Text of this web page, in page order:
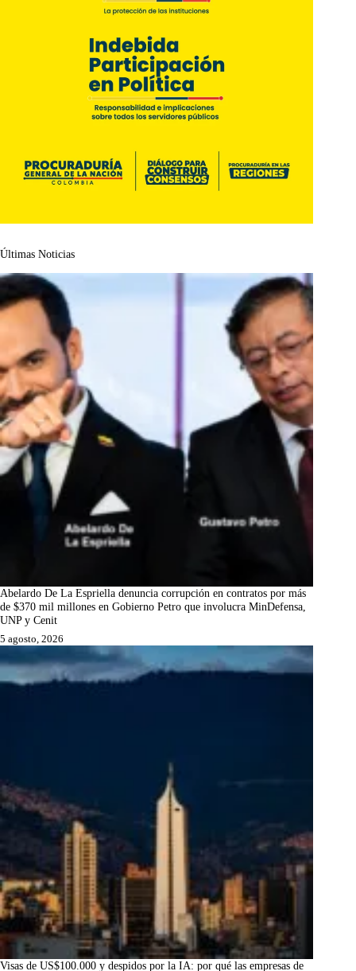
Últimas Noticias
Abelardo De La Espriella denuncia corrupción en contratos por más
de $370 mil millones en Gobierno Petro que involucra MinDefensa,
UNP y Cenit
5 agosto, 2026
Visas de US$100.000 y despidos por la IA: por qué las empresas de